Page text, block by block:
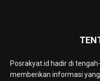
Posrakyat.id hadir di
memberikan informasi